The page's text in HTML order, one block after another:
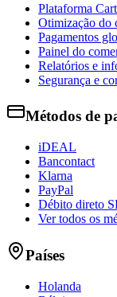
Plataforma
Otimização do
Pagamentos
Painel do
Relatórios e
Segurança e
Métodos de
iDEAL
Bancontact
Klarna
PayPal
Débito direto
Ver todos os
Países
Holanda